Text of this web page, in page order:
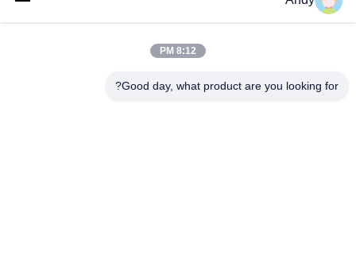
الصناعي بالكمية القابلة للتخصيص
آلة خلاط الشريط مع هيكل مضغوط وتشغيل سلس للتعامل مع المواد
8:12 PM
Good day, what product are you looking for?